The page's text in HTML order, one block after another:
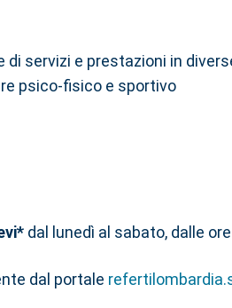
servizi e prestazioni in
psico-fisico e sportivo
dal lunedì al sabato, dalle
dal portale